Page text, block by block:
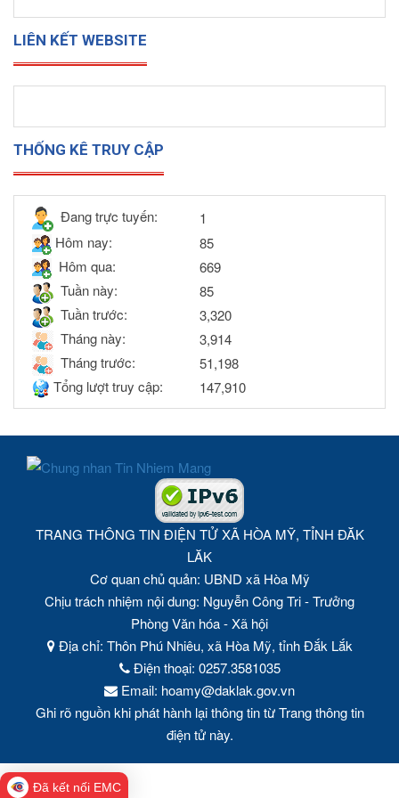
LIÊN KẾT WEBSITE
THỐNG KÊ TRUY CẬP
Đang trực tuyến:
1
Hôm nay:
85
Hôm qua:
669
Tuần này:
85
Tuần trước:
3,320
Tháng này:
3,914
Tháng trước:
51,198
Tổng lượt truy cập:
147,910
TRANG THÔNG TIN ĐIỆN TỬ XÃ HÒA MỸ, TỈNH ĐĂK
LĂK
Cơ quan chủ quản: UBND xã Hòa Mỹ
Chịu trách nhiệm nội dung: Nguyễn Công Tri - Trưởng
Phòng Văn hóa - Xã hội
Địa chỉ: Thôn Phú Nhiêu, xã Hòa Mỹ, tỉnh Đắk Lắk
Điện thoại: 0257.3581035
Email: hoamy@daklak.gov.vn
Ghi rõ nguồn khi phát hành lại thông tin từ Trang thông tin
điện tử này.
Đã kết nối EMC